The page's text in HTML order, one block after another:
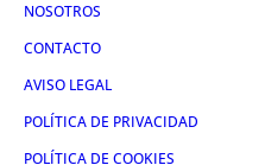
NOSOTROS
CONTACTO
AVISO LEGAL
POLÍTICA DE PRIVACIDAD
POLÍTICA DE COOKIES